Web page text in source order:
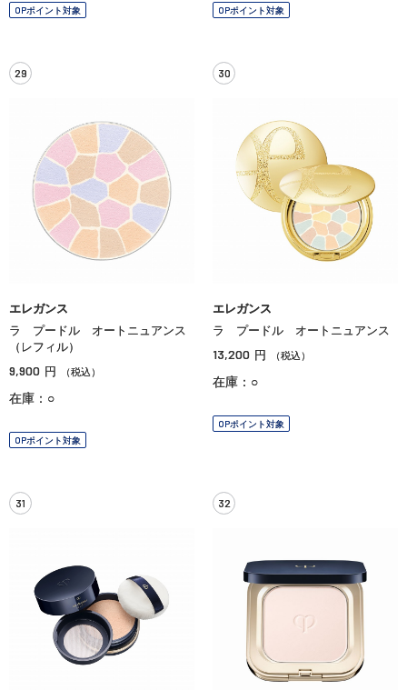
OPポイント対象 OPポイント対象
29
エレガンス
ラ プードル オートニュアンス
（レフィル）
9,900 円 （税込）
在庫：○
OPポイント対象
30
エレガンス
ラ プードル オートニュアンス
13,200 円 （税込）
在庫：○
OPポイント対象
31 32